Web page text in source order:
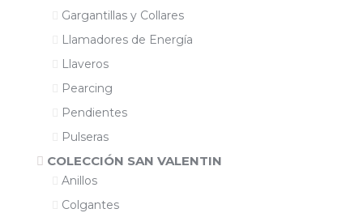
Gargantillas y Collares
Llamadores de Energía
Llaveros
Pearcing
Pendientes
Pulseras
COLECCIÓN SAN VALENTIN
Anillos
Colgantes